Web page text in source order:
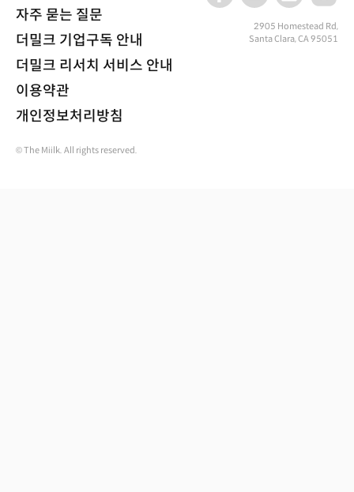
자주 묻는 질문
더밀크 기업구독 안내
더밀크 리서치 서비스 안내
이용약관
개인정보처리방침
2905 Homestead Rd,
Santa Clara, CA 95051
© The Miilk. All rights reserved.